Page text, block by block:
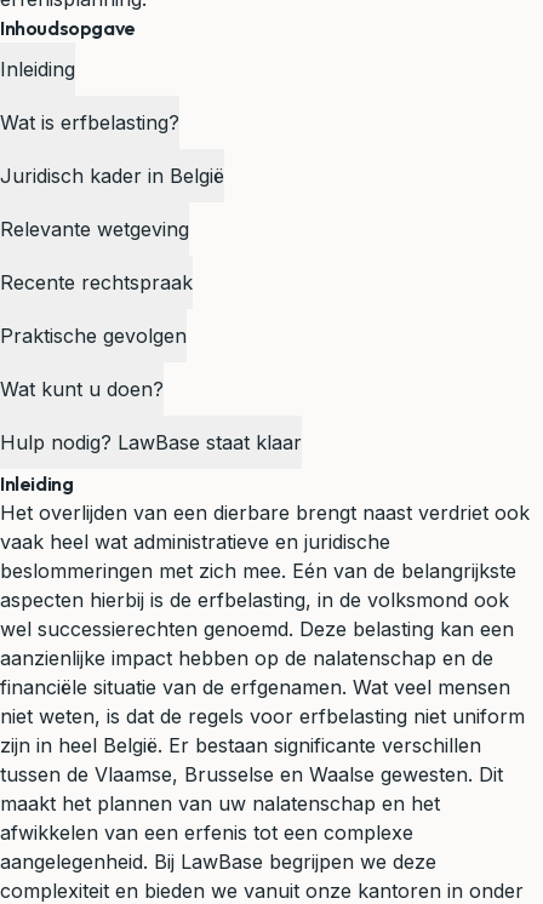
Inhoudsopgave
Inleiding
Wat is erfbelasting?
Juridisch kader in België
Relevante wetgeving
Recente rechtspraak
Praktische gevolgen
Wat kunt u doen?
Hulp nodig? LawBase staat klaar
Inleiding
Het overlijden van een dierbare brengt naast verdriet ook
vaak heel wat administratieve en juridische
beslommeringen met zich mee. Eén van de belangrijkste
aspecten hierbij is de erfbelasting, in de volksmond ook
wel successierechten genoemd. Deze belasting kan een
aanzienlijke impact hebben op de nalatenschap en de
financiële situatie van de erfgenamen. Wat veel mensen
niet weten, is dat de regels voor erfbelasting niet uniform
zijn in heel België. Er bestaan significante verschillen
tussen de Vlaamse, Brusselse en Waalse gewesten. Dit
maakt het plannen van uw nalatenschap en het
afwikkelen van een erfenis tot een complexe
aangelegenheid. Bij LawBase begrijpen we deze
complexiteit en bieden we vanuit onze kantoren in onder